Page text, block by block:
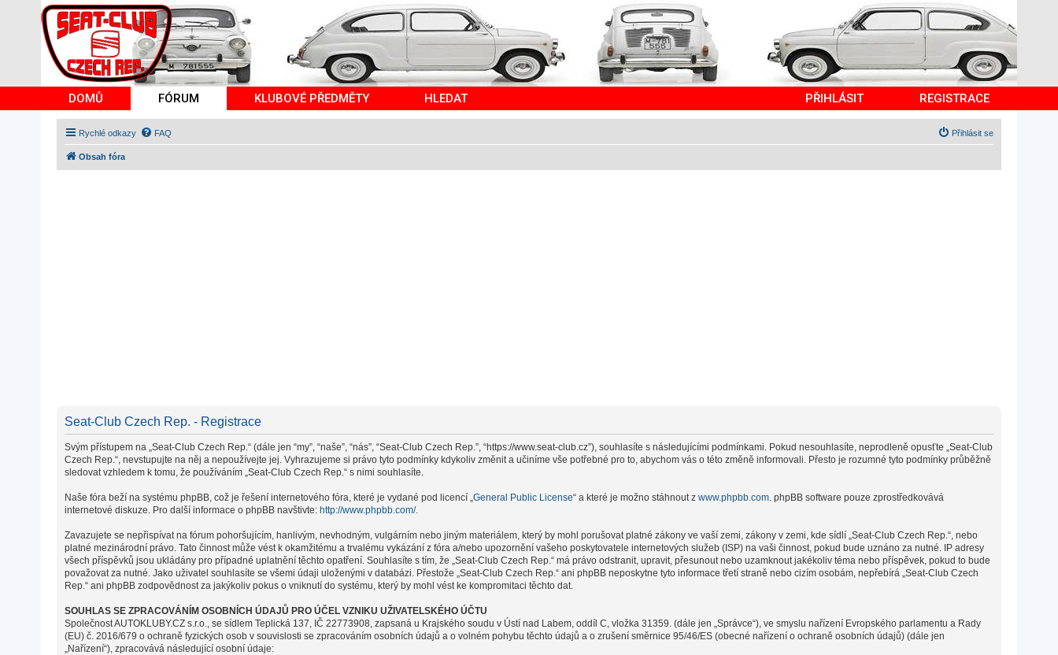
DOMŮ FÓRUM KLUBOVÉ PŘEDMĚTY HLEDAT PŘIHLÁSIT REGISTRACE
Rychlé odkazy FAQ Přihlásit se
Obsah fóra
Seat-Club Czech Rep. - Registrace
Svým přístupem na „Seat-Club Czech Rep.“ (dále jen “my”, “naše”, “nás”, “Seat-Club Czech Rep.”, “https://www.seat-club.cz”), souhlasíte s následujícími podmínkami. Pokud nesouhlasíte, neprodleně opusťte „Seat-Club
Czech Rep.“, nevstupujte na něj a nepoužívejte jej. Vyhrazujeme si právo tyto podmínky kdykoliv změnit a učiníme vše potřebné pro to, abychom vás o této změně informovali. Přesto je rozumné tyto podmínky průběžně
sledovat vzhledem k tomu, že používáním „Seat-Club Czech Rep.“ s nimi souhlasíte.
Naše fóra beží na systému phpBB, což je řešení internetového fóra, které je vydané pod licencí „General Public License“ a které je možno stáhnout z www.phpbb.com. phpBB software pouze zprostředkovává
internetové diskuze. Pro další informace o phpBB navštivte: http://www.phpbb.com/.
Zavazujete se nepřispívat na fórum pohoršujícím, hanlivým, nevhodným, vulgárním nebo jiným materiálem, který by mohl porušovat platné zákony ve vaší zemi, zákony v zemi, kde sídlí „Seat-Club Czech Rep.“, nebo
platné mezinárodní právo. Tato činnost může vést k okamžitému a trvalému vykázání z fóra a/nebo upozornění vašeho poskytovatele internetových služeb (ISP) na vaši činnost, pokud bude uznáno za nutné. IP adresy
všech příspěvků jsou ukládány pro případné uplatnění těchto opatření. Souhlasíte s tím, že „Seat-Club Czech Rep.“ má právo odstranit, upravit, přesunout nebo uzamknout jakékoliv téma nebo příspěvek, pokud to bude
považovat za nutné. Jako uživatel souhlasíte se všemi údaji uloženými v databázi. Přestože „Seat-Club Czech Rep.“ ani phpBB neposkytne tyto informace třetí straně nebo cizím osobám, nepřebírá „Seat-Club Czech
Rep.“ ani phpBB zodpovědnost za jakýkoliv pokus o vniknutí do systému, který by mohl vést ke kompromitaci těchto dat.
SOUHLAS SE ZPRACOVÁNÍM OSOBNÍCH ÚDAJŮ PRO ÚČEL VZNIKU UŽIVATELSKÉHO ÚČTU
Společnost AUTOKLUBY.CZ s.r.o., se sídlem Teplická 137, IČ 22773908, zapsaná u Krajského soudu v Ústí nad Labem, oddíl C, vložka 31359. (dále jen „Správce“), ve smyslu nařízení Evropského parlamentu a Rady
(EU) č. 2016/679 o ochraně fyzických osob v souvislosti se zpracováním osobních údajů a o volném pohybu těchto údajů a o zrušení směrnice 95/46/ES (obecné nařízení o ochraně osobních údajů) (dále jen
„Nařízení“), zpracovává následující osobní údaje: